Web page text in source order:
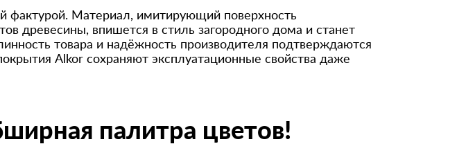
фактурой. Материал, имитирующий поверхность
древесины, впишется в стиль загородного дома и станет
товара и надёжность производителя подтверждаются
Alkor сохраняют эксплуатационные свойства даже
палитра цветов!